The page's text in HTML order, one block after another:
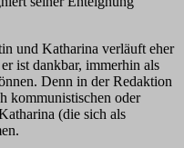
und Katharina verläuft eher
ist dankbar, immerhin als
Denn in der Redaktion
kommunistischen oder
(die sich als